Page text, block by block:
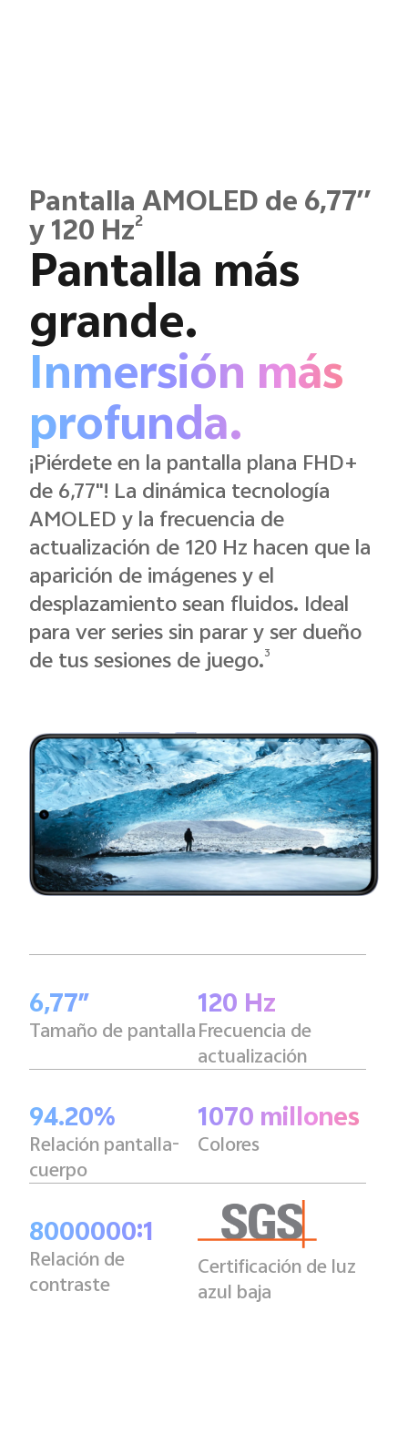
Pantalla AMOLED de 6,77′′
y 120 Hz2
Pantalla más
grande.
Inmersión más
profunda.
¡Piérdete en la pantalla plana FHD+
de 6,77"! La dinámica tecnología
AMOLED y la frecuencia de
actualización de 120 Hz hacen que la
aparición de imágenes y el
desplazamiento sean fluidos. Ideal
para ver series sin parar y ser dueño
de tus sesiones de juego.3
6,77″
Tamaño de pantalla
120 Hz
Frecuencia de
actualización
94.20%
Relación pantalla-
cuerpo
1070 millones
Colores
8000000:1
Relación de
contraste
Certificación de luz
azul baja